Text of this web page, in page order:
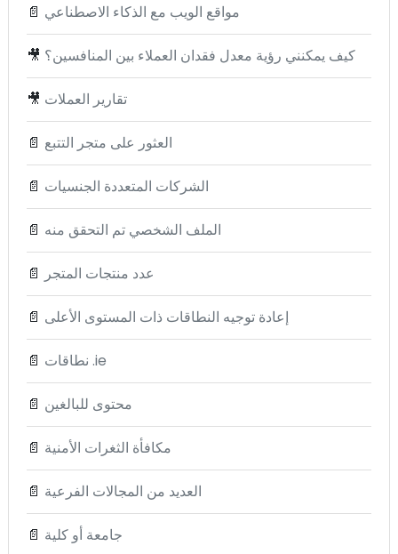
📄 مواقع الويب مع الذكاء الاصطناعي
🎥 كيف يمكنني رؤية معدل فقدان العملاء بين المنافسين؟
🎥 تقارير العملات
📄 العثور على متجر التتبع
📄 الشركات المتعددة الجنسيات
📄 الملف الشخصي تم التحقق منه
📄 عدد منتجات المتجر
📄 إعادة توجيه النطاقات ذات المستوى الأعلى
📄 نطاقات .ie
📄 محتوى للبالغين
📄 مكافأة الثغرات الأمنية
📄 العديد من المجالات الفرعية
📄 جامعة أو كلية